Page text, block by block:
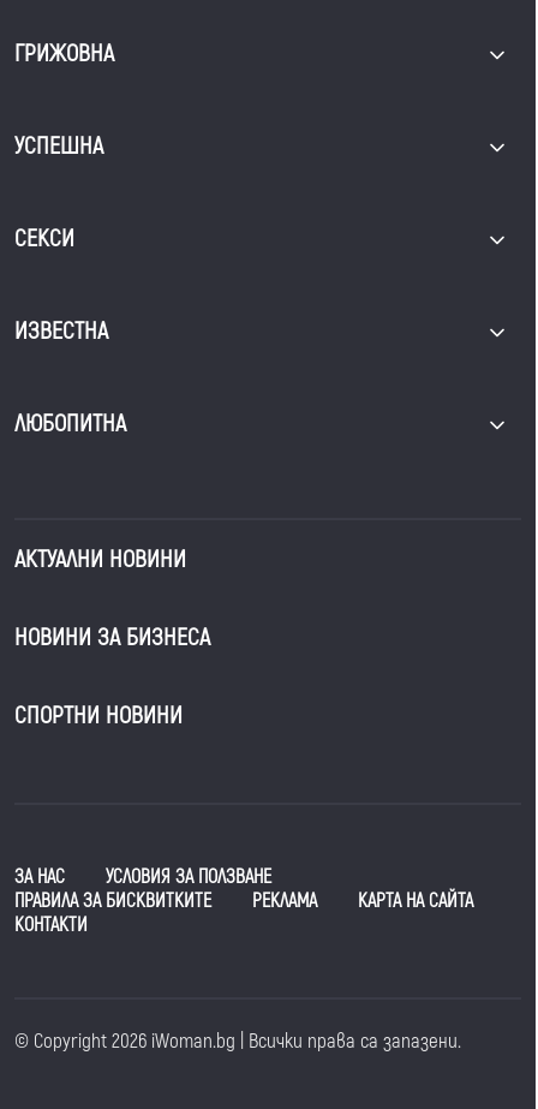
ГРИЖОВНА
УСПЕШНА
СЕКСИ
ИЗВЕСТНА
ЛЮБОПИТНА
АКТУАЛНИ НОВИНИ
НОВИНИ ЗА БИЗНЕСА
СПОРТНИ НОВИНИ
ЗА НАС
УСЛОВИЯ ЗА ПОЛЗВАНЕ
ПРАВИЛА ЗА БИСКВИТКИТЕ
РЕКЛАМА
КАРТА НА САЙТА
КОНТАКТИ
© Copyright 2026 iWoman.bg | Всички права са запазени.